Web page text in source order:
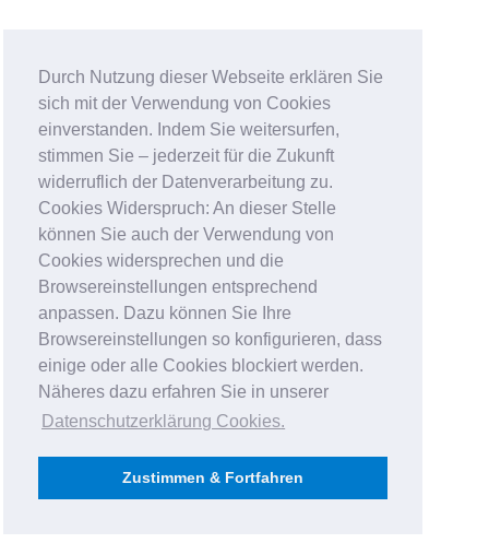
Durch Nutzung dieser Webseite erklären Sie
sich mit der Verwendung von Cookies
einverstanden. Indem Sie weitersurfen,
stimmen Sie – jederzeit für die Zukunft
widerruflich der Datenverarbeitung zu.
Cookies Widerspruch: An dieser Stelle
können Sie auch der Verwendung von
Cookies widersprechen und die
Browsereinstellungen entsprechend
anpassen. Dazu können Sie Ihre
Browsereinstellungen so konfigurieren, dass
einige oder alle Cookies blockiert werden.
Näheres dazu erfahren Sie in unserer
Datenschutzerklärung Cookies.
Zustimmen & Fortfahren